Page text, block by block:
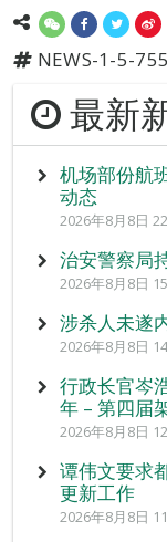
NEWS-1-5-
最新
机场部份航
动态
2026年8月8日
治安警察局
2026年8月8日
涉杀人未遂
2026年8月8日
行政长官岑
年 – 第四届
2026年8月8日
谭伟文要求
更新工作
2026年8月8日